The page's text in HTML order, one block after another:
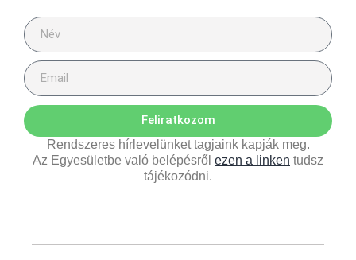
Feliratkozom
Rendszeres hírlevelünket tagjaink kapják meg.
Az Egyesületbe való belépésről ezen a linken tudsz
tájékozódni.